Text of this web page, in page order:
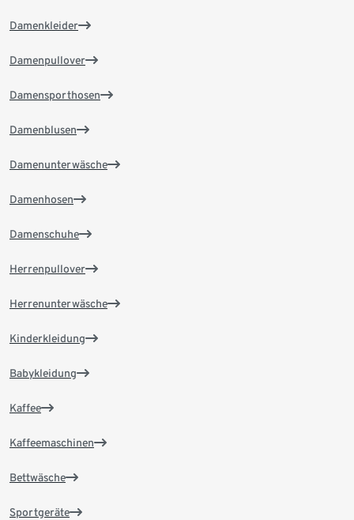
Damenkleider
Damenpullover
Damensporthosen
Damenblusen
Damenunterwäsche
Damenhosen
Damenschuhe
Herrenpullover
Herrenunterwäsche
Kinderkleidung
Babykleidung
Kaffee
Kaffeemaschinen
Bettwäsche
Sportgeräte